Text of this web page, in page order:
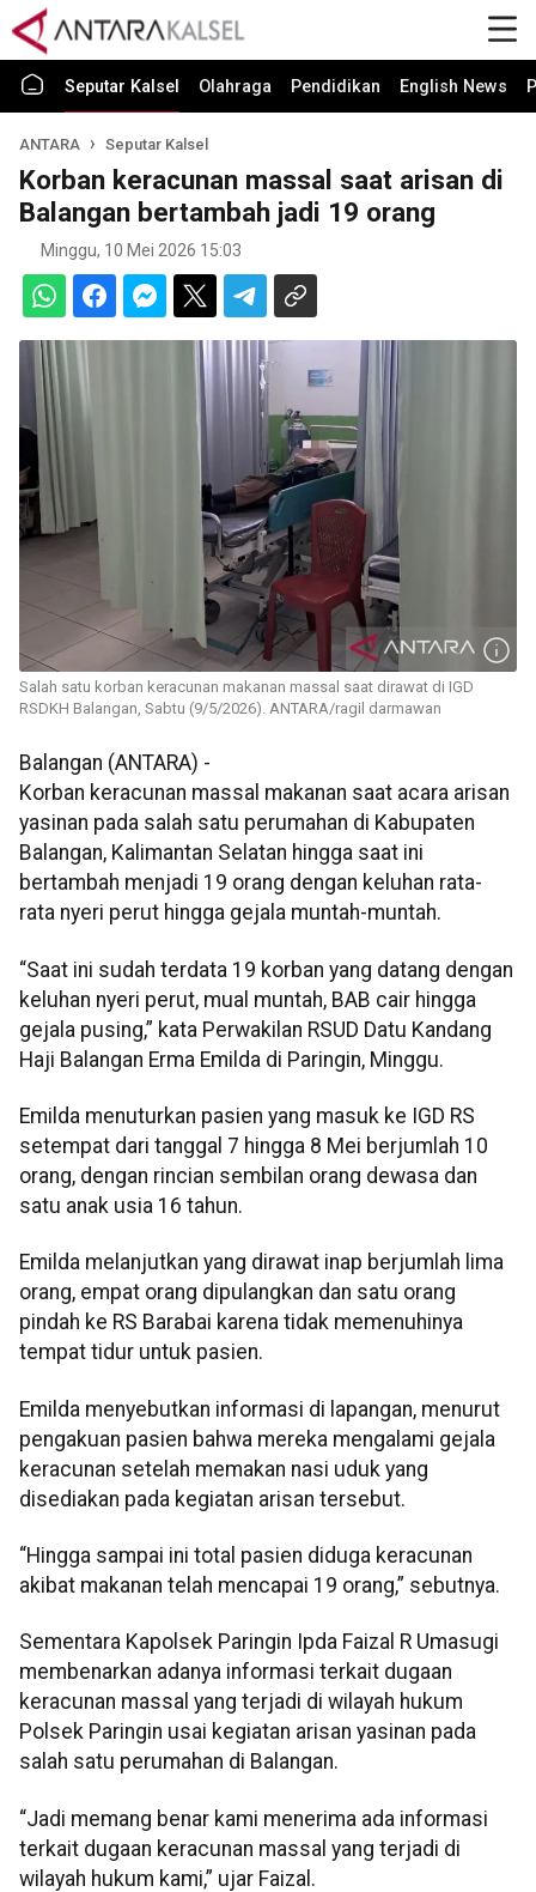
Seputar Kalsel Olahraga Pendidikan English News
ANTARA Seputar Kalsel
Korban keracunan massal saat arisan di
Balangan bertambah jadi 19 orang
Minggu, 10 Mei 2026 15:03
Salah satu korban keracunan makanan massal saat dirawat di IGD
RSDKH Balangan, Sabtu (9/5/2026). ANTARA/ragil darmawan
Balangan (ANTARA) -
Korban keracunan massal makanan saat acara arisan
yasinan pada salah satu perumahan di Kabupaten
Balangan, Kalimantan Selatan hingga saat ini
bertambah menjadi 19 orang dengan keluhan rata-
rata nyeri perut hingga gejala muntah-muntah.
“Saat ini sudah terdata 19 korban yang datang dengan
keluhan nyeri perut, mual muntah, BAB cair hingga
gejala pusing,” kata Perwakilan RSUD Datu Kandang
Haji Balangan Erma Emilda di Paringin, Minggu.
Emilda menuturkan pasien yang masuk ke IGD RS
setempat dari tanggal 7 hingga 8 Mei berjumlah 10
orang, dengan rincian sembilan orang dewasa dan
satu anak usia 16 tahun.
Emilda melanjutkan yang dirawat inap berjumlah lima
orang, empat orang dipulangkan dan satu orang
pindah ke RS Barabai karena tidak memenuhinya
tempat tidur untuk pasien.
Emilda menyebutkan informasi di lapangan, menurut
pengakuan pasien bahwa mereka mengalami gejala
keracunan setelah memakan nasi uduk yang
disediakan pada kegiatan arisan tersebut.
“Hingga sampai ini total pasien diduga keracunan
akibat makanan telah mencapai 19 orang,” sebutnya.
Sementara Kapolsek Paringin Ipda Faizal R Umasugi
membenarkan adanya informasi terkait dugaan
keracunan massal yang terjadi di wilayah hukum
Polsek Paringin usai kegiatan arisan yasinan pada
salah satu perumahan di Balangan.
“Jadi memang benar kami menerima ada informasi
terkait dugaan keracunan massal yang terjadi di
wilayah hukum kami,” ujar Faizal.